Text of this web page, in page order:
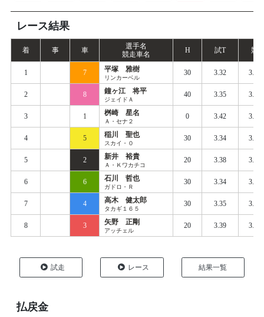
レース結果
着 事 車
選手名
競走車名
H 試T 競
1 7 平塚 雅樹
リンカーベル
30 3.32 3.409
2 8 鐘ヶ江 将平
ジェイドＡ
40 3.35 3.401
3 1 桝崎 星名
Ａ・セナ２
0 3.42 3.458
4 5 稲川 聖也
スカイ・０
30 3.34 3.425
5 2 新井 裕貴
Ａ・Ｋワカチコ
20 3.38 3.446
6 6 石川 哲也
ガドロ・Ｒ
30 3.34 3.438
7 4 高木 健太郎
タカギ１６５
30 3.35 3.447
8 3 矢野 正剛
アッチェル
20 3.39 3.465
試走 レース 結果一覧
払戻金